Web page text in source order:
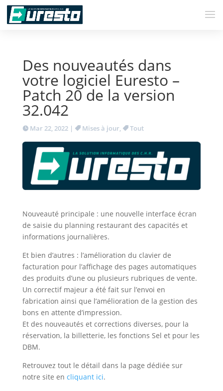
Des nouveautés dans
votre logiciel Euresto –
Patch 20 de la version
32.042
Mar 22, 2022| Mises à jour, Tout
Nouveauté principale : une nouvelle interface écran
de saisie du planning restaurant des capacités et
informations journalières.
Et bien d’autres : l’amélioration du clavier de
facturation pour l’affichage des pages automatiques
des produits d’une ou plusieurs rubriques de vente.
Un correctif majeur a été fait sur l’envoi en
fabrication ainsi que l’amélioration de la gestion des
bons en attente d’impression.
Et des nouveautés et corrections diverses, pour la
réservation, la billetterie, les fonctions Sel et pour les
DBM.
Retrouvez tout le détail dans la page dédiée sur
notre site en cliquant ici.